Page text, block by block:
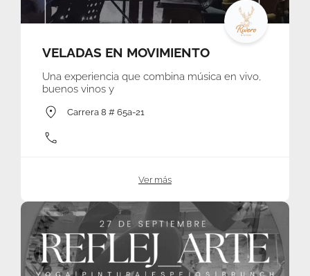
VELADAS EN MOVIMIENTO
Una experiencia que combina música en vivo,
buenos vinos y
Carrera 8 # 65a-21
Ver más